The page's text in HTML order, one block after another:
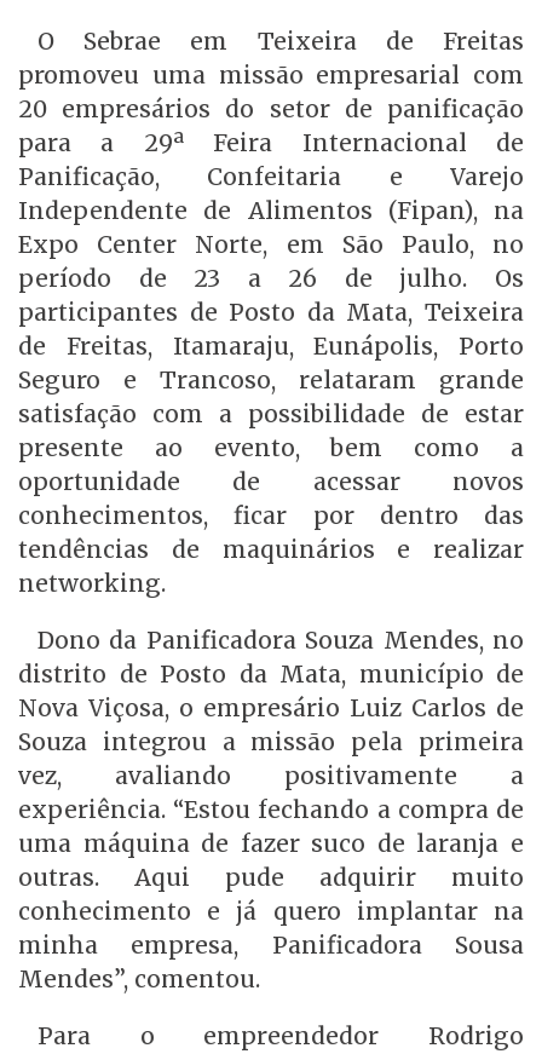
O Sebrae em Teixeira de Freitas
promoveu uma missão empresarial com
20 empresários do setor de panificação
para a 29ª Feira Internacional de
Panificação, Confeitaria e Varejo
Independente de Alimentos (Fipan), na
Expo Center Norte, em São Paulo, no
período de 23 a 26 de julho. Os
participantes de Posto da Mata, Teixeira
de Freitas, Itamaraju, Eunápolis, Porto
Seguro e Trancoso, relataram grande
satisfação com a possibilidade de estar
presente ao evento, bem como a
oportunidade de acessar novos
conhecimentos, ficar por dentro das
tendências de maquinários e realizar
networking.
Dono da Panificadora Souza Mendes, no
distrito de Posto da Mata, município de
Nova Viçosa, o empresário Luiz Carlos de
Souza integrou a missão pela primeira
vez, avaliando positivamente a
experiência. “Estou fechando a compra de
uma máquina de fazer suco de laranja e
outras. Aqui pude adquirir muito
conhecimento e já quero implantar na
minha empresa, Panificadora Sousa
Mendes”, comentou.
Para o empreendedor Rodrigo